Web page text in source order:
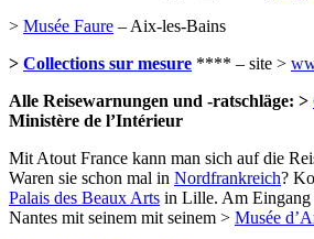
> Musée Faure – Aix-les-Bains
> Collections sur mesure **** – site >
Alle Reisewarnungen und -ratschläge: >
Ministère de l’Intérieur
Mit Atout France kann man sich auf die
Waren sie schon mal in Nordfrankreich?
Palais des Beaux Arts in Lille. Am Eingang
Nantes mit seinem mit seinem > Musée